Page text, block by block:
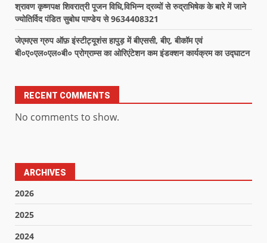
श्रावण कृष्णपक्ष शिवरात्री पूजन विधि,विभिन्न द्रव्यों से रुद्राभिषेक के बारे में जाने
ज्योतिर्विद पंडित सुबोध पाण्डेय से 9634408321
जेएमएस ग्रुप ऑफ़ इंस्टीट्यूशंस हापुड़ में बीएससी, बीए, बीकॉम एवं
बी०ए०एल०एल०बी० प्रोग्राम्स का ओरिएंटेशन कम इंडक्शन कार्यक्रम का उद्घाटन
RECENT COMMENTS
No comments to show.
ARCHIVES
2026
2025
2024